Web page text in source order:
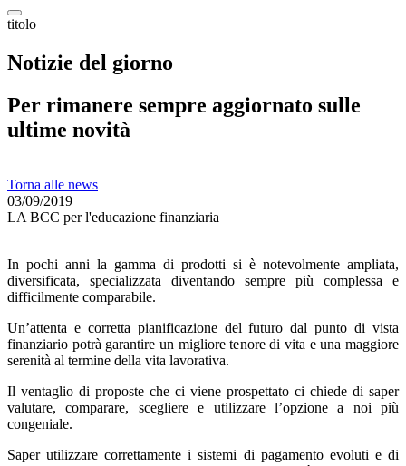
titolo
Notizie del giorno
Per rimanere sempre aggiornato sulle
ultime novità
Torna alle news
03/09/2019
LA BCC per l'educazione finanziaria
In pochi anni la gamma di prodotti si è notevolmente ampliata,
diversificata, specializzata diventando sempre più complessa e
difficilmente comparabile.
Un’attenta e corretta pianificazione del futuro dal punto di vista
finanziario potrà garantire un migliore tenore di vita e una maggiore
serenità al termine della vita lavorativa.
Il ventaglio di proposte che ci viene prospettato ci chiede di saper
valutare, comparare, scegliere e utilizzare l’opzione a noi più
congeniale.
Saper utilizzare correttamente i sistemi di pagamento evoluti e di